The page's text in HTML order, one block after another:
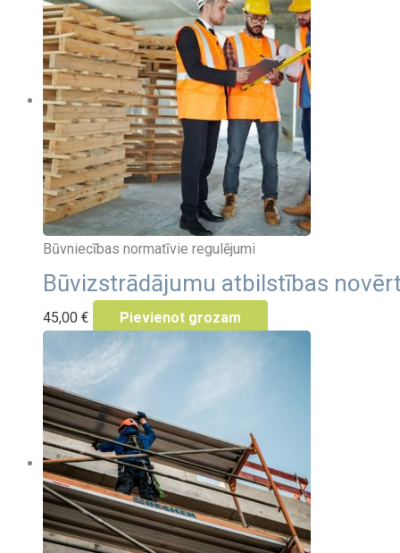
Būvniecības normatīvie regulējumi
Būvizstrādājumu atbilstības
45,00 € Pievienot grozam